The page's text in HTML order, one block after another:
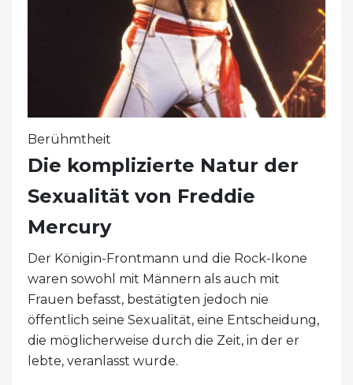
Berühmtheit
Die komplizierte Natur der
Sexualität von Freddie
Mercury
Der Königin-Frontmann und die Rock-Ikone
waren sowohl mit Männern als auch mit
Frauen befasst, bestätigten jedoch nie
öffentlich seine Sexualität, eine Entscheidung,
die möglicherweise durch die Zeit, in der er
lebte, veranlasst wurde.